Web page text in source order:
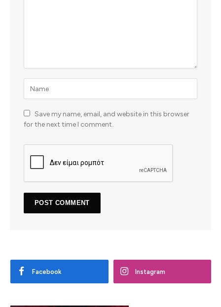
Save my name, email, and website in this browser
for the next time I comment.
Facebook Instagram